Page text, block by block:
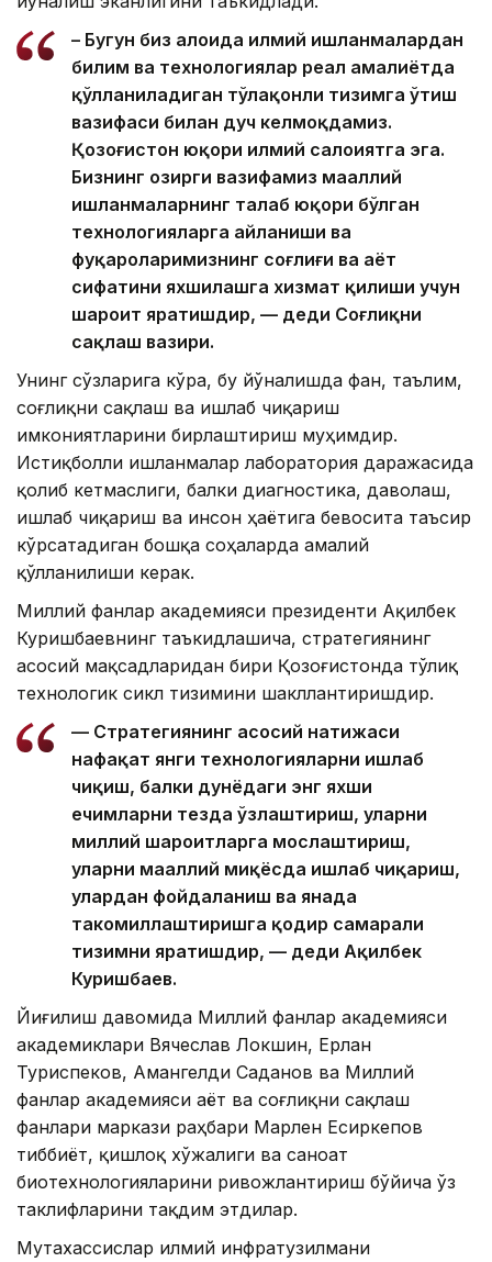
– Бугун биз алоҳида илмий ишланмалардан
билим ва технологиялар реал амалиётда
қўлланиладиган тўлақонли тизимга ўтиш
вазифаси билан дуч келмоқдамиз.
Қозоғистон юқори илмий салоҳиятга эга.
Бизнинг ҳозирги вазифамиз маҳаллий
ишланмаларнинг талаб юқори бўлган
технологияларга айланиши ва
фуқароларимизнинг соғлиғи ва ҳаёт
сифатини яхшилашга хизмат қилиши учун
шароит яратишдир, — деди Соғлиқни
сақлаш вазири.
Унинг сўзларига кўра, бу йўналишда фан, таълим,
соғлиқни сақлаш ва ишлаб чиқариш
имкониятларини бирлаштириш муҳимдир.
Истиқболли ишланмалар лаборатория даражасида
қолиб кетмаслиги, балки диагностика, даволаш,
ишлаб чиқариш ва инсон ҳаётига бевосита таъсир
кўрсатадиган бошқа соҳаларда амалий
қўлланилиши керак.
Миллий фанлар академияси президенти Ақилбек
Куришбаевнинг таъкидлашича, стратегиянинг
асосий мақсадларидан бири Қозоғистонда тўлиқ
технологик сикл тизимини шакллантиришдир.
— Стратегиянинг асосий натижаси
нафақат янги технологияларни ишлаб
чиқиш, балки дунёдаги энг яхши
ечимларни тезда ўзлаштириш, уларни
миллий шароитларга мослаштириш,
уларни маҳаллий миқёсда ишлаб чиқариш,
улардан фойдаланиш ва янада
такомиллаштиришга қодир самарали
тизимни яратишдир, — деди Ақилбек
Куришбаев.
Йиғилиш давомида Миллий фанлар академияси
академиклари Вячеслав Локшин, Ерлан
Туриспеков, Амангелди Саданов ва Миллий
фанлар академияси Ҳаёт ва соғлиқни сақлаш
фанлари маркази раҳбари Марлен Есиркепов
тиббиёт, қишлоқ хўжалиги ва саноат
биотехнологияларини ривожлантириш бўйича ўз
таклифларини тақдим этдилар.
Мутахассислар илмий инфратузилмани